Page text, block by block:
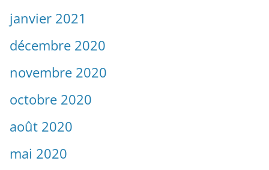
janvier 2021
décembre 2020
novembre 2020
octobre 2020
août 2020
mai 2020